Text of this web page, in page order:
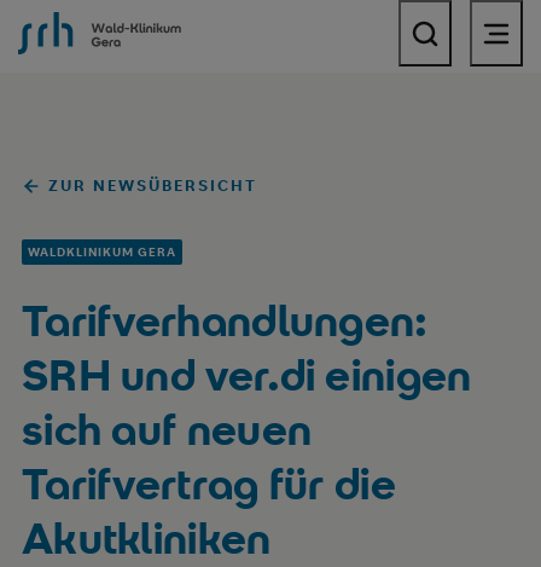
SRH Wald-Klinikum Gera
ZUR NEWSÜBERSICHT
WALDKLINIKUM GERA
Tarifverhandlungen:
SRH und ver.di einigen
sich auf neuen
Tarifvertrag für die
Akutkliniken